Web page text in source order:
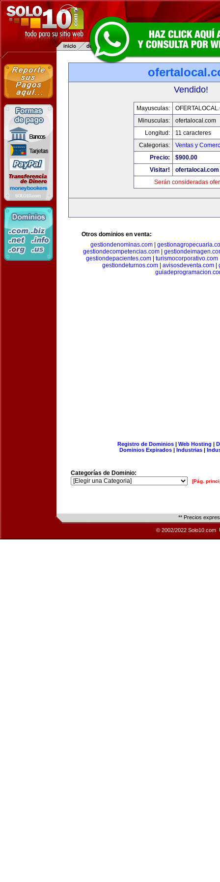
Vendido!
Mayusculas:
Minusculas:
ofertalocal.com
Longitud:
11 caracteres
Categorias:
Ventas y
Precio:
$900.00
Visitar!
ofertalocal.com
Serán consideradas
Otros dominios en venta:
gestiondenominas.com|
gestiondecompetencias.com|
gestiondepacientes.com| turismocorporativo.com
gestiondeturnos.com| avisosdeventa.com|
Registro de Dominios| Web Hosting |
Dominios Expirados | Industrias |
Categorías de Dominio:
[Pág.
** Precios
© 2002/2022 Solo10.com